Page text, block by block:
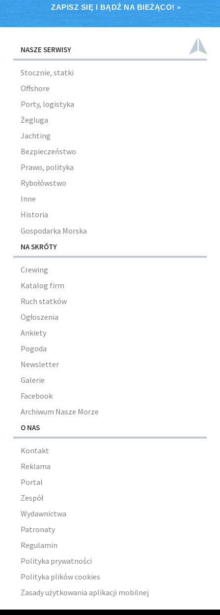
ZAPISZ SIĘ I BĄDŹ NA BIEŻĄCO! »
NASZE SERWISY
Stocznie, statki
Offshore
Porty, logistyka
Żegluga
Jachting
Bezpieczeństwo
Prawo, polityka
Rybołówstwo
Inne
Historia
Gospodarka Morska
NA SKRÓTY
Crewing
Katalog firm
Ruch statków
Ogłoszenia
Ankiety
Pogoda
Newsletter
Galerie
Facebook
Archiwum Nasze Morze
O NAS
Kontakt
Reklama
Portal
Zespół
Wydawnictwa
Patronaty
Regulamin
Polityka prywatności
Polityka plików cookies
Zasady użytkowania aplikacji mobilnej